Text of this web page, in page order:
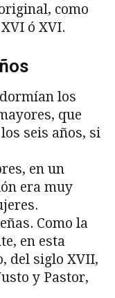
como
ó XVI.
los
que
seis años, si
en un
era muy
Como la
en esta
del siglo XVII,
y Pastor,